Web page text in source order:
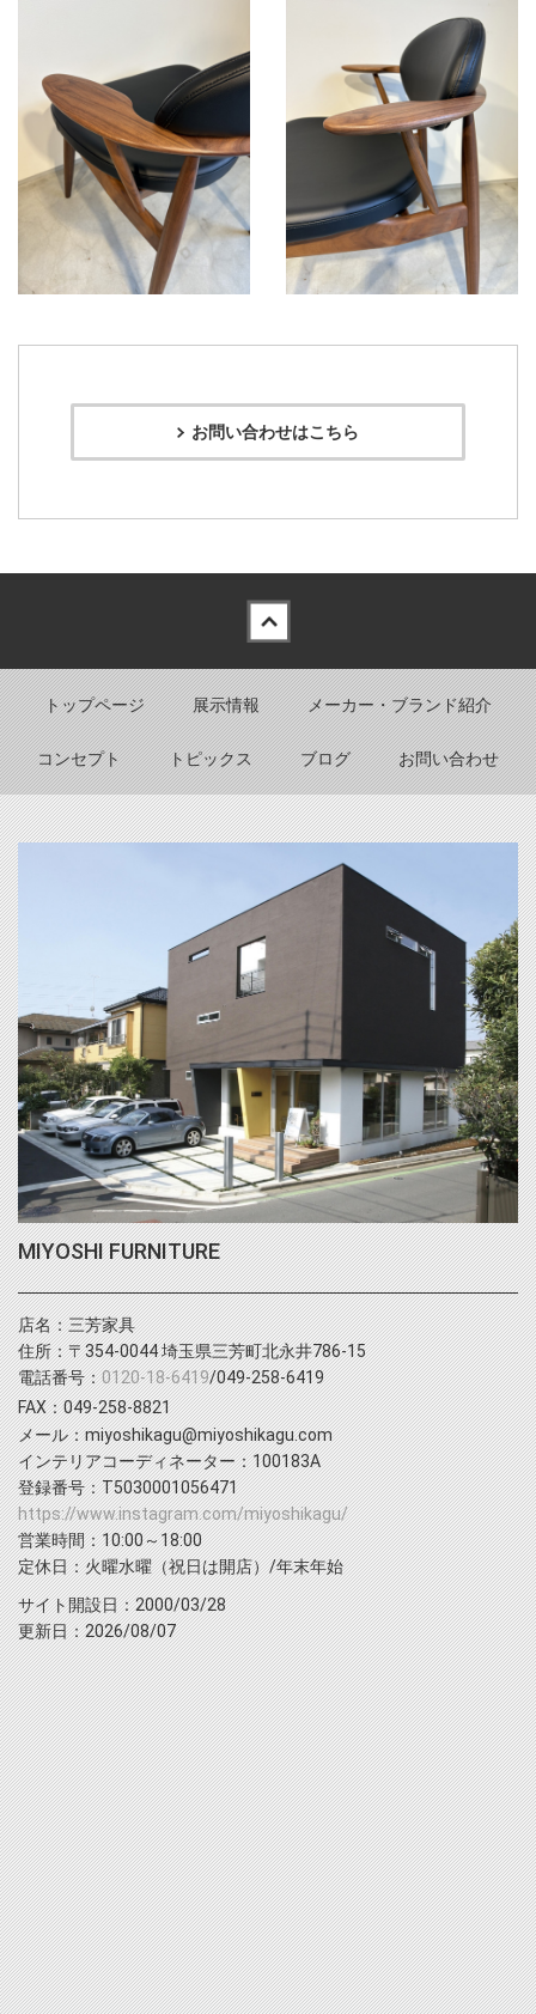
お問い合わせはこちら
トップページ 展示情報 メーカー・ブランド紹介
コンセプト トピックス ブログ お問い合わせ
MIYOSHI FURNITURE
店名：三芳家具
住所：〒354-0044 埼玉県三芳町北永井786-15
電話番号：0120-18-6419/049-258-6419
FAX：049-258-8821
メール：miyoshikagu@miyoshikagu.com
インテリアコーディネーター：100183A
登録番号：T5030001056471
https://www.instagram.com/miyoshikagu/
営業時間：10:00～18:00
定休日：火曜水曜（祝日は開店）/年末年始
サイト開設日：2000/03/28
更新日：2026/08/07
Back to top